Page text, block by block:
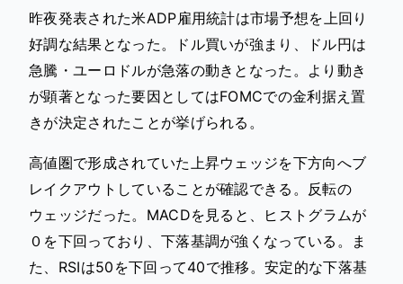
昨夜発表された米ADP雇用統計は市場予想を上回り
好調な結果となった。ドル買いが強まり、ドル円は
急騰・ユーロドルが急落の動きとなった。より動き
が顕著となった要因としてはFOMCでの金利据え置
きが決定されたことが挙げられる。
高値圏で形成されていた上昇ウェッジを下方向へブ
レイクアウトしていることが確認できる。反転の
ウェッジだった。MACDを見ると、ヒストグラムが
０を下回っており、下落基調が強くなっている。ま
た、RSIは50を下回って40で推移。安定的な下落基